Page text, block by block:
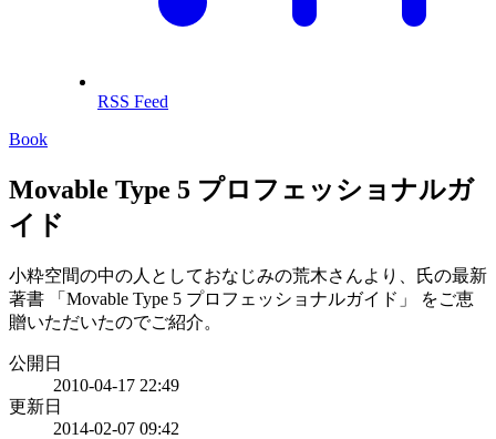
RSS Feed
Book
Movable Type 5 プロフェッショナルガ
イド
小粋空間の中の人としておなじみの荒木さんより、氏の最新
著書 「Movable Type 5 プロフェッショナルガイド」 をご恵
贈いただいたのでご紹介。
公開日
2010-04-17 22:49
更新日
2014-02-07 09:42